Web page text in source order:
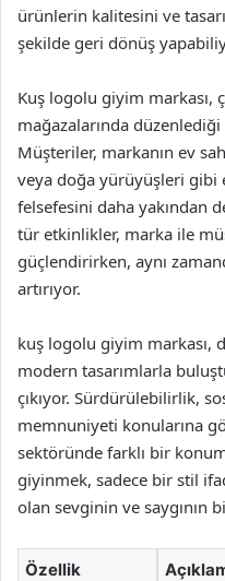
ürünlerin kalitesini ve
şekilde geri dönüş
Kuş logolu giyim markası,
mağazalarında
Müşteriler, markanın ev
veya doğa yürüyüşleri gibi
felsefesini daha yakından
tür etkinlikler, marka ile
güçlendirirken, aynı
artırıyor.
kuş logolu giyim markası,
modern tasarımlarla
çıkıyor. Sürdürülebilirlik,
memnuniyeti konularına
sektöründe farklı bir
giyinmek, sadece bir stil
olan sevginin ve saygının
Özellik